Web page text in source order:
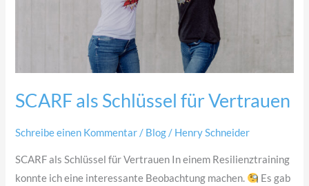
SCARF als Schlüssel für Vertrauen
Schreibe einen Kommentar / Blog / Henry Schneider
SCARF als Schlüssel für Vertrauen In einem Resilienztraining
konnte ich eine interessante Beobachtung machen.
Es gab